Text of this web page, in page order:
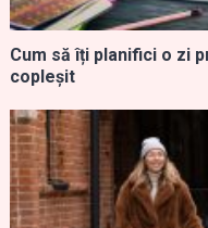
Cum să îți planifici o zi
copleșit